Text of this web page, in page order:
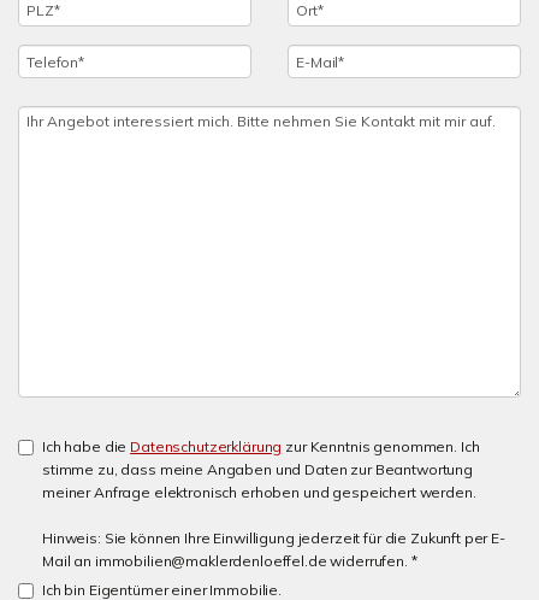
Ich habe die Datenschutzerklärung zur Kenntnis genommen. Ich
stimme zu, dass meine Angaben und Daten zur Beantwortung
meiner Anfrage elektronisch erhoben und gespeichert werden.
Hinweis: Sie können Ihre Einwilligung jederzeit für die Zukunft per E-
Mail an immobilien@maklerdenloeffel.de widerrufen. *
Ich bin Eigentümer einer Immobilie.